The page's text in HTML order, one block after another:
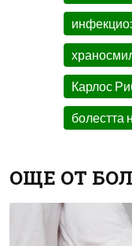
Карлос
болестта
ОЩЕ ОТ